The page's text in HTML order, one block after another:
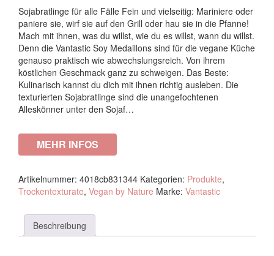
Sojabratlinge für alle Fälle Fein und vielseitig: Mariniere oder
paniere sie, wirf sie auf den Grill oder hau sie in die Pfanne!
Mach mit ihnen, was du willst, wie du es willst, wann du willst.
Denn die Vantastic Soy Medaillons sind für die vegane Küche
genauso praktisch wie abwechslungsreich. Von ihrem
köstlichen Geschmack ganz zu schweigen. Das Beste:
Kulinarisch kannst du dich mit ihnen richtig ausleben. Die
texturierten Sojabratlinge sind die unangefochtenen
Alleskönner unter den Sojaf…
MEHR INFOS
Artikelnummer: 4018cb831344 Kategorien: Produkte,
Trockentexturate, Vegan by Nature Marke: Vantastic
Beschreibung